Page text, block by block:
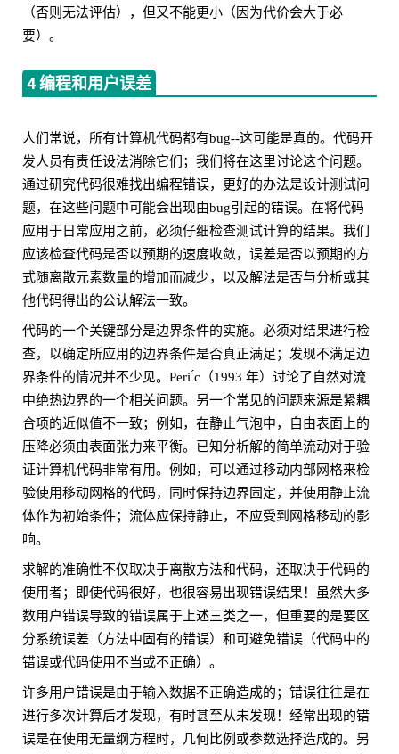
（否则无法评估），但又不能更小（因为代价会大于必
要）。
4 编程和用户误差
人们常说，所有计算机代码都有bug--这可能是真的。代码开
发人员有责任设法消除它们；我们将在这里讨论这个问题。
通过研究代码很难找出编程错误，更好的办法是设计测试问
题，在这些问题中可能会出现由bug引起的错误。在将代码
应用于日常应用之前，必须仔细检查测试计算的结果。我们
应该检查代码是否以预期的速度收敛，误差是否以预期的方
式随离散元素数量的增加而减少，以及解法是否与分析或其
他代码得出的公认解法一致。
代码的一个关键部分是边界条件的实施。必须对结果进行检
查，以确定所应用的边界条件是否真正满足；发现不满足边
界条件的情况并不少见。Peri ́c（1993 年）讨论了自然对流
中绝热边界的一个相关问题。另一个常见的问题来源是紧耦
合项的近似值不一致；例如，在静止气泡中，自由表面上的
压降必须由表面张力来平衡。已知分析解的简单流动对于验
证计算机代码非常有用。例如，可以通过移动内部网格来检
验使用移动网格的代码，同时保持边界固定，并使用静止流
体作为初始条件；流体应保持静止，不应受到网格移动的影
响。
求解的准确性不仅取决于离散方法和代码，还取决于代码的
使用者；即使代码很好，也很容易出现错误结果！虽然大多
数用户错误导致的错误属于上述三类之一，但重要的是要区
分系统误差（方法中固有的错误）和可避免错误（代码中的
错误或代码使用不当或不正确）。
许多用户错误是由于输入数据不正确造成的；错误往往是在
进行多次计算后才发现，有时甚至从未发现！经常出现的错
误是在使用无量纲方程时，几何比例或参数选择造成的。另